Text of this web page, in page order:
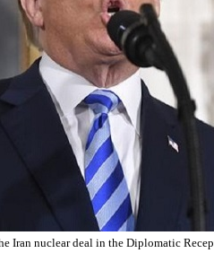
Iran nuclear deal in the Diplomatic